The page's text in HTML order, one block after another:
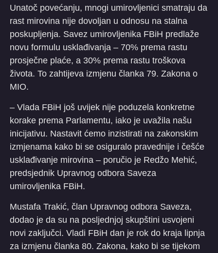
Unatoč povećanju, mnogi umirovljenici smatraju da
rast mirovina nije dovoljan u odnosu na stalna
poskupljenja. Savez umirovljenika FBiH predlaže
novu formulu usklađivanja – 70% prema rastu
prosječne plaće, a 30% prema rastu troškova
života. To zahtijeva izmjenu članka 79. Zakona o
MIO.
– Vlada FBiH još uvijek nije poduzela konkretne
korake prema Parlamentu, iako je uvažila našu
inicijativu. Nastavit ćemo inzistirati na zakonskim
izmjenama kako bi se osiguralo pravednije i češće
usklađivanje mirovina – poručio je Redžo Mehić,
predsjednik Upravnog odbora Saveza
umirovljenika FBiH.
Mustafa Trakić, član Upravnog odbora Saveza,
dodao je da su na posljednjoj skupštini usvojeni
novi zaključci. Vladi FBiH dan je rok do kraja lipnja
za izmjenu članka 80. Zakona, kako bi se tijekom